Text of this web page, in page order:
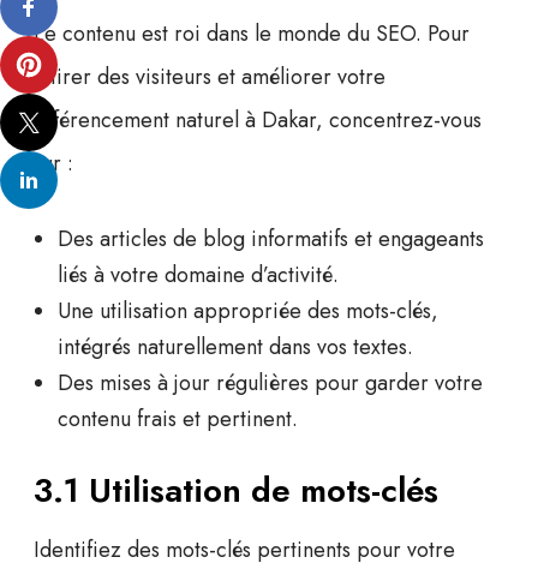
Le contenu est roi dans le monde du SEO. Pour
attirer des visiteurs et améliorer votre
référencement naturel à Dakar, concentrez-vous
sur :
Des articles de blog informatifs et engageants
liés à votre domaine d’activité.
Une utilisation appropriée des mots-clés,
intégrés naturellement dans vos textes.
Des mises à jour régulières pour garder votre
contenu frais et pertinent.
3.1 Utilisation de mots-clés
Identifiez des mots-clés pertinents pour votre